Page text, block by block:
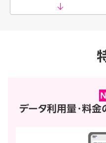
データ利用量・料金